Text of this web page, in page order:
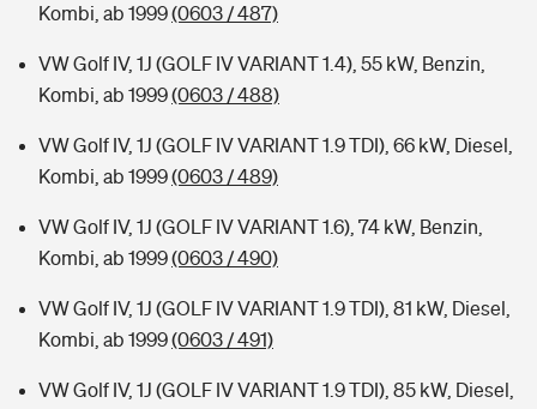
Kombi, ab 1999(0603 / 487)
VW Golf IV, 1J (GOLF IV VARIANT 1.4), 55 kW, Benzin,
Kombi, ab 1999(0603 / 488)
VW Golf IV, 1J (GOLF IV VARIANT 1.9 TDI), 66 kW, Diesel,
Kombi, ab 1999(0603 / 489)
VW Golf IV, 1J (GOLF IV VARIANT 1.6), 74 kW, Benzin,
Kombi, ab 1999(0603 / 490)
VW Golf IV, 1J (GOLF IV VARIANT 1.9 TDI), 81 kW, Diesel,
Kombi, ab 1999(0603 / 491)
VW Golf IV, 1J (GOLF IV VARIANT 1.9 TDI), 85 kW, Diesel,